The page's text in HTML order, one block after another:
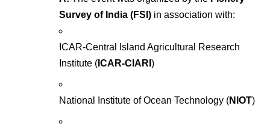
Survey of India (FSI) in association with:
ICAR-Central Island Agricultural Research
Institute ( ICAR-CIARI )
National Institute of Ocean Technology (NIOT)